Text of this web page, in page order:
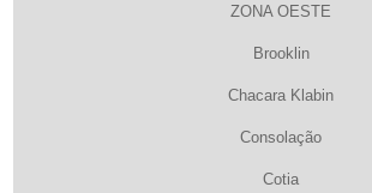
ZONA OESTE
Brooklin
Chacara Klabin
Consolação
Cotia